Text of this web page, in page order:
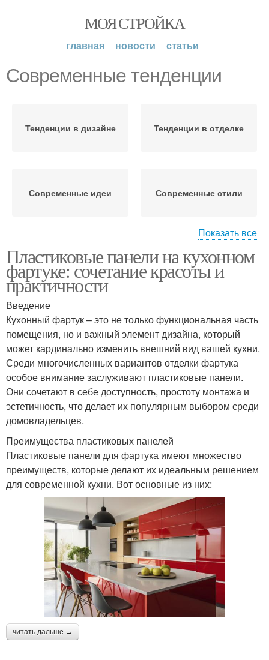
МОЯ СТРОЙКА
главная новости статьи
Современные тенденции
Тенденции в дизайне Тенденции в отделке
Современные идеи Современные стили
Современные дизайны
Выбор для
современного
интерьера
Современный стиль Тенденции в интерьере
Тенденции в цветовых
сочетаниях
Современный интерьер
Современные
постройки
Тенденции в
использовании
Современная мебель
Показать все
Пластиковые панели на кухонном
фартуке: сочетание красоты и
практичности
Введение
Кухонный фартук – это не только функциональная часть
помещения, но и важный элемент дизайна, который
может кардинально изменить внешний вид вашей кухни.
Среди многочисленных вариантов отделки фартука
особое внимание заслуживают пластиковые панели.
Они сочетают в себе доступность, простоту монтажа и
эстетичность, что делает их популярным выбором среди
домовладельцев.
Преимущества пластиковых панелей
Пластиковые панели для фартука имеют множество
преимуществ, которые делают их идеальным решением
для современной кухни. Вот основные из них:
читать дальше →